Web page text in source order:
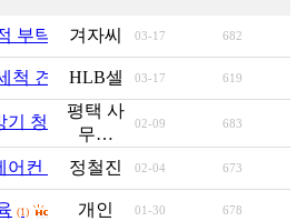
부탁드려요 (1)
겨자씨 03-17 682
척 견적 요청의 건 (1)
HLB셀 03-17 619
청소 견적 부탁드립니다. (1)
평택 사
무…
02-09 683
어컨 세척 견적 문의
정철진 02-04 673
(1) 개인 01-30 678